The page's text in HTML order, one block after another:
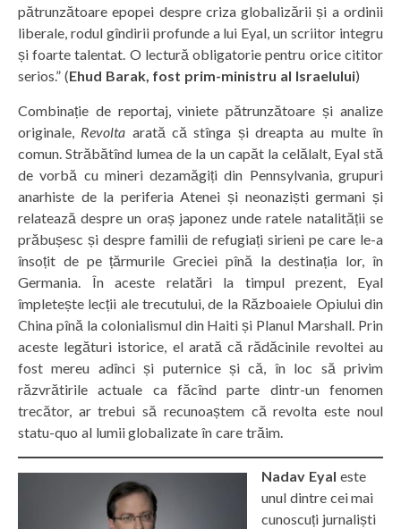
pătrunzătoare epopei despre criza globalizării și a ordinii
liberale, rodul gîndirii profunde a lui Eyal, un scriitor integru
și foarte talentat. O lectură obligatorie pentru orice cititor
serios.” (Ehud Barak, fost prim-ministru al Israelului)
Combinație de reportaj, viniete pătrunzătoare și analize
originale, Revolta arată că stînga și dreapta au multe în
comun. Străbătînd lumea de la un capăt la celălalt, Eyal stă
de vorbă cu mineri dezamăgiți din Pennsylvania, grupuri
anarhiste de la periferia Atenei și neonaziști germani și
relatează despre un oraș japonez unde ratele natalității se
prăbușesc și despre familii de refugiați sirieni pe care le-a
însoțit de pe țărmurile Greciei pînă la destinația lor, în
Germania. În aceste relatări la timpul prezent, Eyal
împletește lecții ale trecutului, de la Războaiele Opiului din
China pînă la colonialismul din Haiti și Planul Marshall. Prin
aceste legături istorice, el arată că rădăcinile revoltei au
fost mereu adînci și puternice și că, în loc să privim
răzvrătirile actuale ca făcînd parte dintr-un fenomen
trecător, ar trebui să recunoaștem că revolta este noul
statu-quo al lumii globalizate în care trăim.
Nadav Eyal este
unul dintre cei mai
cunoscuți jurnaliști